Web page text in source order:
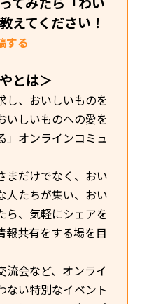
えてください！
する
とは＞
し、おいしいものを
いしいものへの愛を
」オンラインコミュ
まだけでなく、おい
人たちが集い、おい
ら、気軽にシェアを
報共有をする場を目
流会など、オンライ
ない特別なイベント